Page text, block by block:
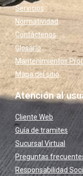
Servicios
Normatividad
Contáctenos
Glosario
Mantenimientos
Mapa del sitio
Atención al
Cliente Web
Guía de tramites
Sucursal Virtual
Preguntas
Responsabilidad